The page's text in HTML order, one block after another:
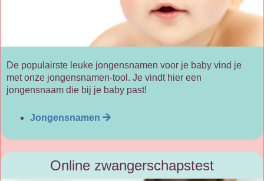
De populairste leuke jongensnamen voor je baby vind je
met onze jongensnamen-tool. Je vindt hier een
jongensnaam die bij je baby past!
Jongensnamen
Online zwangerschapstest